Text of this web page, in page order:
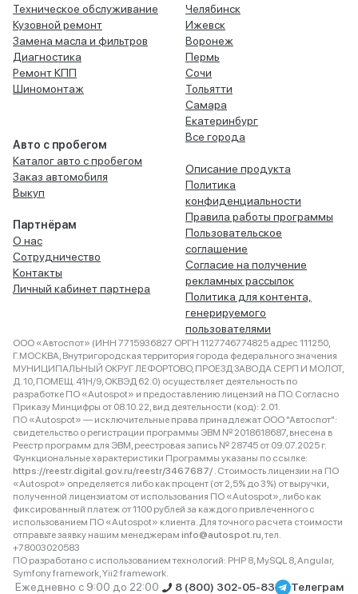
Техническое обслуживание
Кузовной ремонт
Замена масла и фильтров
Диагностика
Ремонт КПП
Шиномонтаж
Авто с пробегом
Каталог авто с пробегом
Заказ автомобиля
Выкуп
Партнёрам
О нас
Сотрудничество
Контакты
Личный кабинет партнера
Челябинск
Ижевск
Воронеж
Пермь
Сочи
Тольятти
Самара
Екатеринбург
Все города
Описание продукта
Политика
конфиденциальности
Правила работы программы
Пользовательское
соглашение
Согласие на получение
рекламных рассылок
Политика для контента,
генерируемого
пользователями
ООО «Автоспот» (ИНН 7715936827 ОРГН 1127746774825 адрес 111250,
Г.МОСКВА, Внутригородская территория города федерального значения
МУНИЦИПАЛЬНЫЙ ОКРУГ ЛЕФОРТОВО, ПРОЕЗД ЗАВОДА СЕРП И МОЛОТ,
Д. 10, ПОМЕЩ. 41Н/9, ОКВЭД 62.0) осуществляет деятельность по
разработке ПО «Autospot» и предоставлению лицензий на ПО. Согласно
Приказу Минцифры от 08.10.22, вид деятельности (код): 2.01.
ПО «Autospot» — исключительные права принадлежат ООО "Автоспот":
свидетельство о регистрации программы ЭВМ № 2018618687, внесена в
Реестр программ для ЭВМ, реестровая запись № 28745 от 09.07.2025 г.
Функциональные характеристики Программы указаны по ссылке:
https://reestr.digital.gov.ru/reestr/3467687/ . Стоимость лицензии на ПО
«Autospot» определяется либо как процент (от 2,5% до 3%) от выручки,
полученной лицензиатом от использования ПО «Autospot», либо как
фиксированный платеж от 1100 рублей за каждого привлеченного с
использованием ПО «Autospot» клиента. Для точного расчета стоимости
отправьте заявку нашим менеджерам info@autospot.ru, тел.
+78003020583
ПО разработано с использованием технологий: PHP 8, MySQL 8, Angular,
Symfony framework, Yii2 framework.
Ежедневно с 9:00 до 22:00 8 (800) 302-05-83 Телеграм